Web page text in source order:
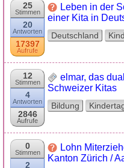
25
Stimmen
20
Antworten
17397
Aufrufe
Leben in der
einer Kita in
Deutschland
12
Stimmen
4
Antworten
2846
Aufrufe
elmar, das
Schweizer Kitas
Bildung
0
Stimmen
2
Lohn
Kanton Zürich /